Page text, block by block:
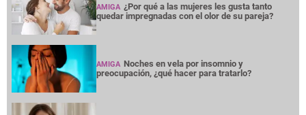
AMIGA ¿Por qué a las mujeres les gusta tanto
quedar impregnadas con el olor de su pareja?
AMIGA Noches en vela por insomnio y
preocupación, ¿qué hacer para tratarlo?